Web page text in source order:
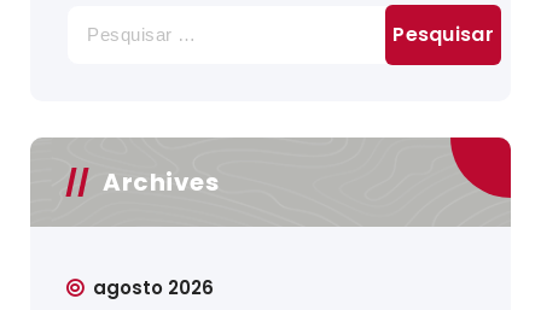
por:
Archives
agosto 2026